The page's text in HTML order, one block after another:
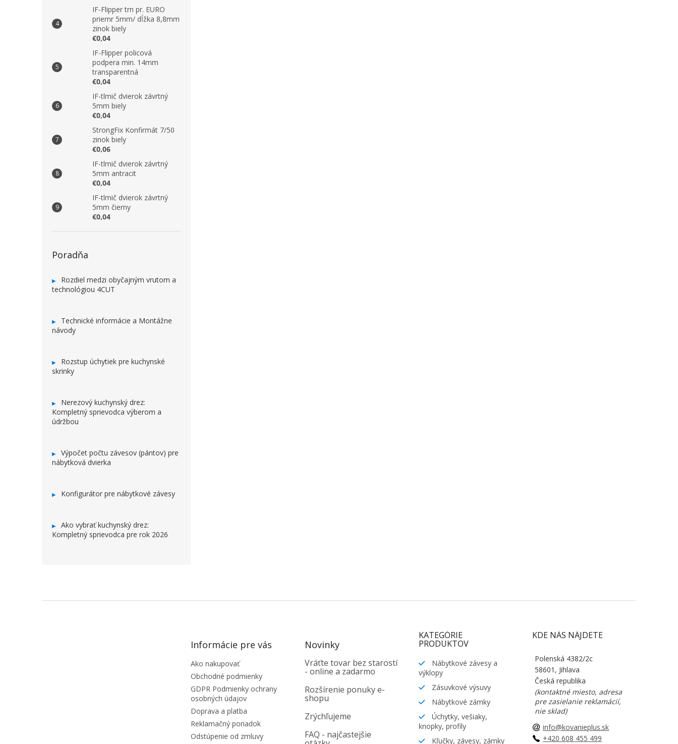
IF-Flipper trn pr. EURO
priemr 5mm/ dĺžka 8,8mm
zinok biely
€0,04
IF-Flipper policová
podpera min. 14mm
transparentná
€0,04
IF-tlmič dvierok závrtný
5mm biely
€0,04
StrongFix Konfirmát 7/50
zinok biely
€0,06
IF-tlmič dvierok závrtný
5mm antracit
€0,04
IF-tlmič dvierok závrtný
5mm čierny
€0,04
Poradňa
Rozdiel medzi obyčajným vrutom a
technológiou 4CUT
Technické informácie a Montážne
návody
Rozstup úchytiek pre kuchynské
skrinky
Nerezový kuchynský drez:
Kompletný sprievodca výberom a
údržbou
Výpočet počtu závesov (pántov) pre
nábytková dvierka
Konfigurátor pre nábytkové závesy
Ako vybrať kuchynský drez:
Kompletný sprievodca pre rok 2026
Informácie pre vás
Ako nakupovať
Obchodné podmienky
GDPR Podmienky ochrany
osobných údajov
Doprava a platba
Reklamačný poriadok
Odstúpenie od zmluvy
Novinky
Vráťte tovar bez starostí
- online a zadarmo
Rozšírenie ponuky e-
shopu
Zrýchľujeme
FAQ - najčastejšie
KATEGÓRIE
PRODUKTOV
Nábytkové závesy a
výklopy
Zásuvkové výsuvy
Nábytkové zámky
Úchytky, vešiaky,
knopky, profily
Kľučky, závesy, zámky
KDE NÁS NÁJDETE
Polenská 4382/2c
58601, Jihlava
Česká republika
(kontaktné miesto, adresa
pre zasielanie reklamácií,
nie sklad)
info@kovanieplus.sk
+420 608 455 499